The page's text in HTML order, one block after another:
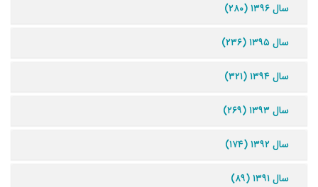
سال ۱۳۹۶ (۲۸۰)
سال ۱۳۹۵ (۲۳۶)
سال ۱۳۹۴ (۳۲۱)
سال ۱۳۹۳ (۲۶۹)
سال ۱۳۹۲ (۱۷۴)
سال ۱۳۹۱ (۸۹)